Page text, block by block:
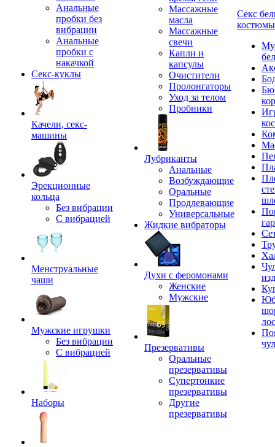
Анальные
пробки без
вибрации
Анальные
пробки с
накачкой
Секс-куклы
Качели, секс-
машины
Эрекционные
кольца
Без вибрации
С вибрацией
Менструальные
чаши
Мужские игрушки
Без вибрации
С вибрацией
Наборы
Массажные
масла
Массажные
свечи
Капли и
капсулы
Очистители
Пролонгаторы
Уход за телом
Пробники
Лубриканты
Анальные
Возбуждающие
Оральные
Продлевающие
Универсальные
Жидкие вибраторы
Духи с феромонами
Женские
Мужские
Презервативы
Оральные
презервативы
Супертонкие
презервативы
Другие
презервативы
Секс
костюмы